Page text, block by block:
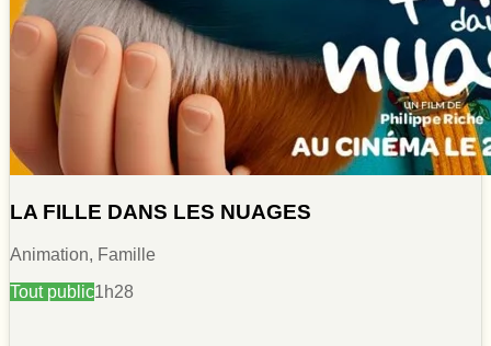
LA FILLE DANS LES NUAGES
Animation, Famille
Tout public1h28